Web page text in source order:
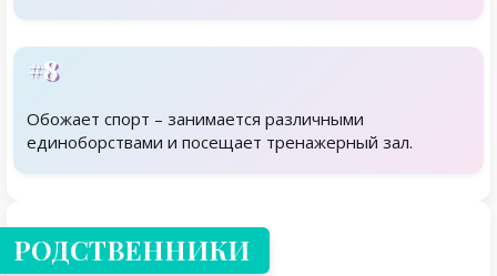
#8
Обожает спорт – занимается различными
единоборствами и посещает тренажерный зал.
Родственники
РОДСТВЕННИКИ